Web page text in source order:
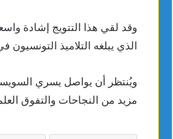
وقد لقي هذا التتويج إشادة
الذي يبلغه التلاميذ
ويُنتظر أن يواصل يسري
مزيد من النجاحات والتفوق